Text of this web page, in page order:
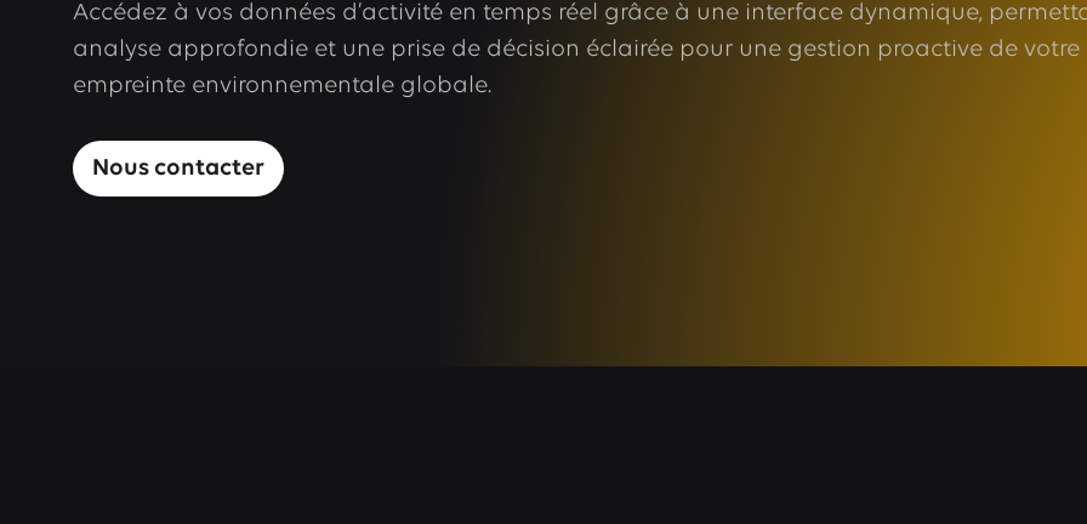
Accédez à vos données d’activité en temps réel grâce à une interface dynamique,
analyse approfondie et une prise de décision éclairée pour une gestion proactive de votre
empreinte environnementale globale.
Nous contacter